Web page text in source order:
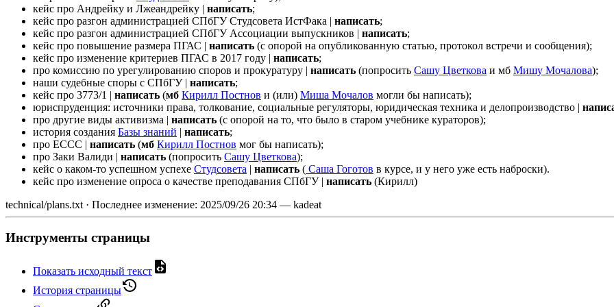
кейс про Андрейку и Лжеандрейку | написать;
кейс про разгон администрацией СПбГУ Студсовета ИстФака | написать;
кейс про разгон администрацией СПбГУ Ассоциации выпускников | написать;
кейс про повышение размера ПГАС | написать (с опорой на опубликованную статью, протокол встречи и сообщения);
кейс про изменение критериев ПГАС в 2017 году | написать;
про комиссию по урегулированию споров и прокуратуру | написать (попросить Сашу Цветкова и мб Мишу Мочалова);
наши судебные споры с СПбГУ | написать;
кейс про 3773/1 | написать (мб Кирилл Постнов и (или) Миша Мочалов могли бы написать);
юриспруденция: источники права, толкование, социальные регуляторы, юридическая техника и делопроизводство |
про другие виды активизма | написать (с опорой на то, что было в старом учебнике кураторов);
история создания Базы знаний | написать;
про ЕССС | написать (мб Кирилл Постнов мог бы написать);
про Заки Валиди | написать (попросить Сашу Цветкова);
кейс о каком-то успешном успехе Студсовета | написать ( Саша Гоготов в курсе, и у него уже есть наброски).
кейс про изменение опроса о качестве преподавания СПбГУ | написать (Кирилл)
technical/plans.txt · Последнее изменение: 2025/09/26 20:34 — kadeat
Инструменты страницы
Показать исходный текст
История страницы